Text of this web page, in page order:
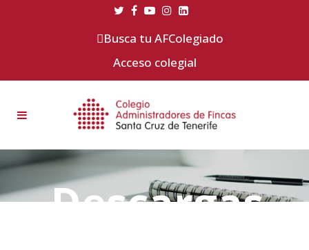
Busca tu AFColegiado
Acceso colegial